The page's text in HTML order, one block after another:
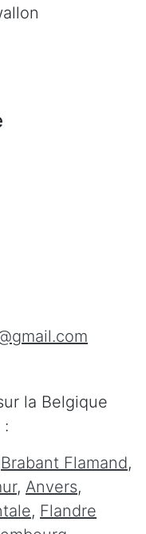
la Belgique
:
Brabant Flamand,
, Anvers,
, Flandre